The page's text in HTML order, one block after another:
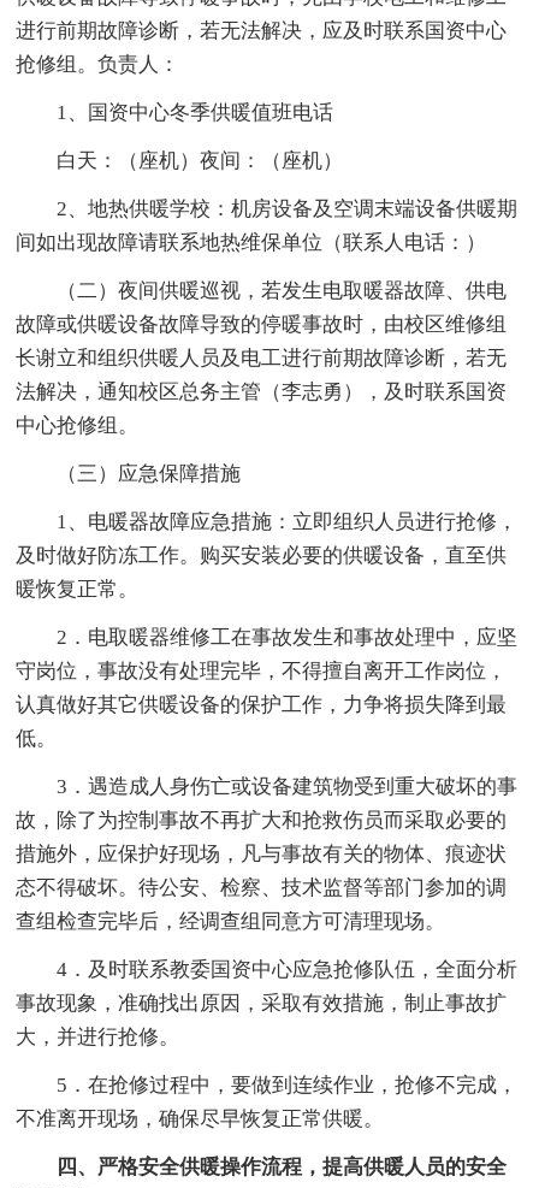
进行前期故障诊断，若无法解决，应及时联系国资中心
抢修组。负责人：
1、国资中心冬季供暖值班电话
白天：（座机）夜间：（座机）
2、地热供暖学校：机房设备及空调末端设备供暖期
间如出现故障请联系地热维保单位（联系人电话：）
（二）夜间供暖巡视，若发生电取暖器故障、供电
故障或供暖设备故障导致的停暖事故时，由校区维修组
长谢立和组织供暖人员及电工进行前期故障诊断，若无
法解决，通知校区总务主管（李志勇），及时联系国资
中心抢修组。
（三）应急保障措施
1、电暖器故障应急措施：立即组织人员进行抢修，
及时做好防冻工作。购买安装必要的供暖设备，直至供
暖恢复正常。
2．电取暖器维修工在事故发生和事故处理中，应坚
守岗位，事故没有处理完毕，不得擅自离开工作岗位，
认真做好其它供暖设备的保护工作，力争将损失降到最
低。
3．遇造成人身伤亡或设备建筑物受到重大破坏的事
故，除了为控制事故不再扩大和抢救伤员而采取必要的
措施外，应保护好现场，凡与事故有关的物体、痕迹状
态不得破坏。待公安、检察、技术监督等部门参加的调
查组检查完毕后，经调查组同意方可清理现场。
4．及时联系教委国资中心应急抢修队伍，全面分析
事故现象，准确找出原因，采取有效措施，制止事故扩
大，并进行抢修。
5．在抢修过程中，要做到连续作业，抢修不完成，
不准离开现场，确保尽早恢复正常供暖。
四、严格安全供暖操作流程，提高供暖人员的安全